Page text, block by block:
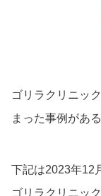
ゴリラクリニッ
まった事例があ
下記は2023年12
ゴリラクリニッ